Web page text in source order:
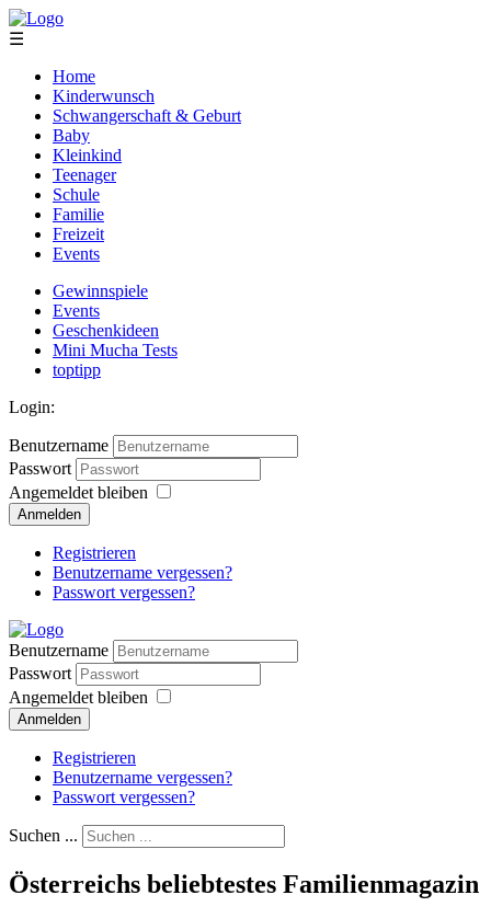
☰
Home
Kinderwunsch
Schwangerschaft & Geburt
Baby
Kleinkind
Teenager
Schule
Familie
Freizeit
Events
Gewinnspiele
Events
Geschenkideen
Mini Mucha Tests
toptipp
Login:
Benutzername
Passwort
Angemeldet bleiben
Anmelden
Registrieren
Benutzername vergessen?
Passwort vergessen?
Benutzername
Passwort
Angemeldet bleiben
Anmelden
Registrieren
Benutzername vergessen?
Passwort vergessen?
Suchen ...
Österreichs beliebtestes Familienmagazin